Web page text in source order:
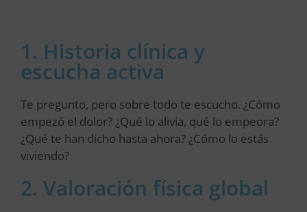
1. Historia clínica y
escucha activa
Te pregunto, pero sobre todo te escucho. ¿Cómo
empezó el dolor? ¿Qué lo alivia, qué lo empeora?
¿Qué te han dicho hasta ahora? ¿Cómo lo estás
viviendo?
2. Valoración física global